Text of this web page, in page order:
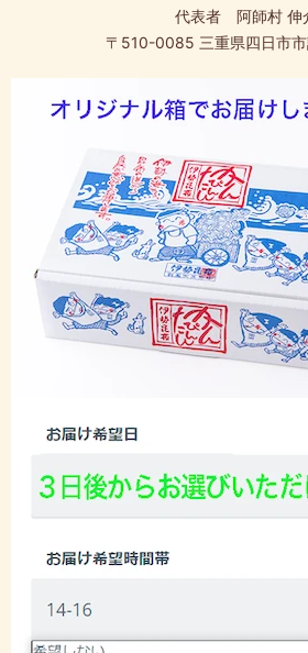
代表者 阿師村 伸
〒510-0085 三重県四日市